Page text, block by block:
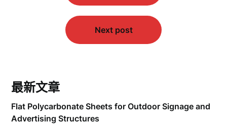
Next post
最新文章
Flat Polycarbonate Sheets for Outdoor Signage and
Advertising Structures